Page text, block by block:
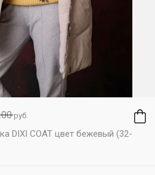
руб.
DIXI COAT цвет бежевый (32-